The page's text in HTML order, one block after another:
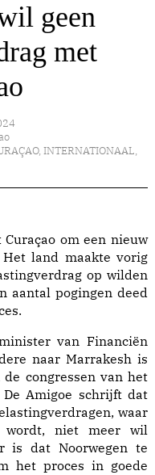
geen
met
, INTERNATIONAAL,
om een nieuw
land maakte vorig
op wilden
aantal pogingen deed
van Financiën
naar Marrakesh is
congressen van het
Amigoe schrijft dat
waar
wordt, niet meer wil
is dat Noorwegen te
het proces in goede